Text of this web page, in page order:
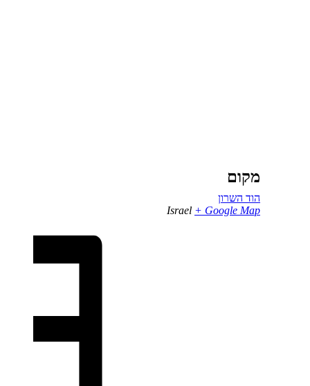
מקום
הוד השרון
Israel + Google Map